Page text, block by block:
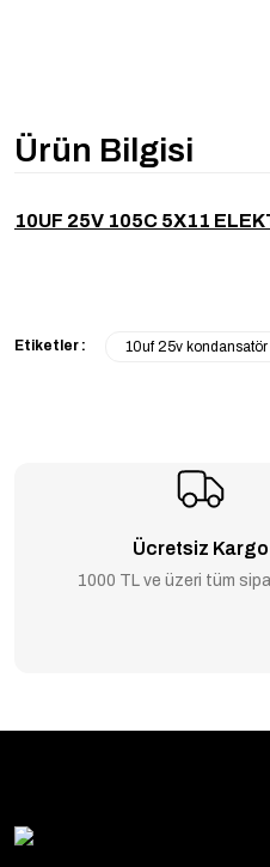
Ürün Bilgisi
10UF 25V 105C 5X11
Etiketler : 10uf 25v kondansatör
Ücretsiz Kargo
1000 TL ve üzeri tüm